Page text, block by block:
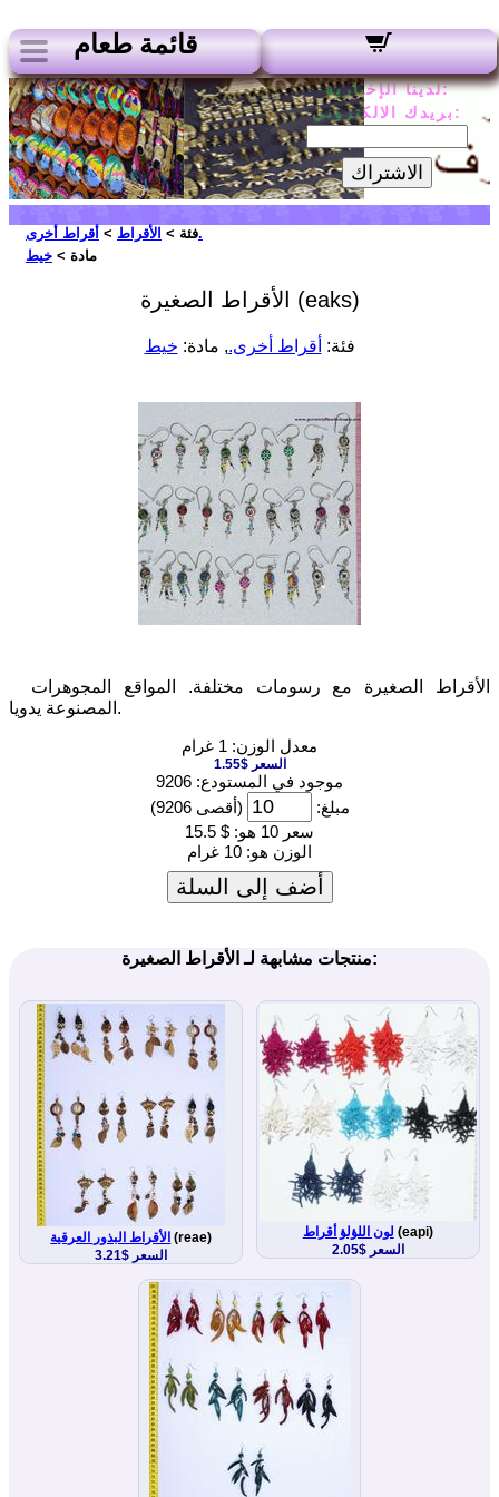
قائمة طعام
لدينا الإخبارية:
بريدك الالكتروني:
الاشتراك
فئة > الأقراط >
أقراط أخرى.
مادة > خيط
الأقراط الصغيرة (eaks)
فئة: أقراط أخرى., مادة: خيط
الأقراط الصغيرة مع رسومات مختلفة. المواقع المجوهرات
المصنوعة يدويا.
معدل الوزن: 1 غرام
السعر $1.55
موجود في المستودع: 9206
مبلغ:
(أقصى 9206)
سعر 10 هو:
$ 15.5
الوزن هو: 10 غرام
أضف إلى السلة
منتجات مشابهة لـ الأقراط الصغيرة:
الأقراط البذور العرقية (reae)
السعر $3.21
لون اللؤلؤ أقراط (eapi)
السعر $2.05